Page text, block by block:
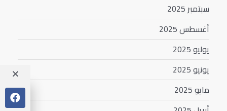
سبتمبر 2025
أغسطس 2025
يوليو 2025
يونيو 2025
مايو 2025